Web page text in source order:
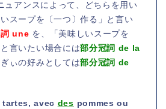
ュアンスによって、どちらを用い
スープを〔一つ〕作る」と言い
une を、「美味しいスープを
言いたい場合には部分冠詞 de la
ぃの好みとしては部分冠詞 de
tartes, avec des pommes ou